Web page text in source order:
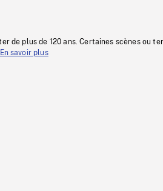
de plus de 120 ans. Certaines scènes ou
En savoir plus